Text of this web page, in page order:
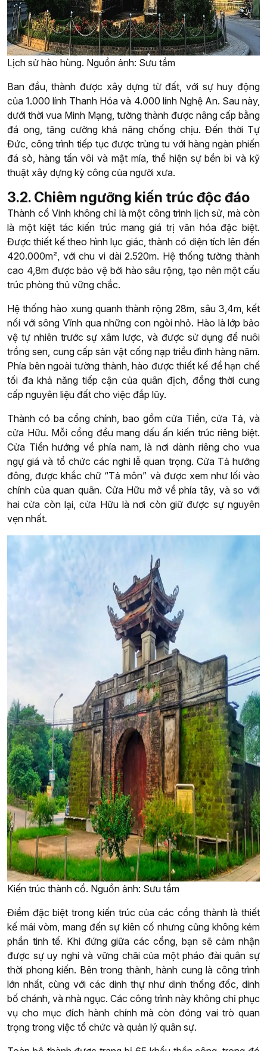
Lịch sử hào hùng. Nguồn ảnh: Sưu tầm
Ban đầu, thành được xây dựng từ đất, với sự huy động
của 1.000 lính Thanh Hóa và 4.000 lính Nghệ An. Sau này,
dưới thời vua Minh Mạng, tường thành được nâng cấp bằng
đá ong, tăng cường khả năng chống chịu. Đến thời Tự
Đức, công trình tiếp tục được trùng tu với hàng ngàn phiến
đá sò, hàng tấn vôi và mật mía, thể hiện sự bền bỉ và kỹ
thuật xây dựng kỳ công của người xưa.
3.2. Chiêm ngưỡng kiến trúc độc đáo
Thành cổ Vinh không chỉ là một công trình lịch sử, mà còn
là một kiệt tác kiến trúc mang giá trị văn hóa đặc biệt.
Được thiết kế theo hình lục giác, thành có diện tích lên đến
420.000m², với chu vi dài 2.520m. Hệ thống tường thành
cao 4,8m được bảo vệ bởi hào sâu rộng, tạo nên một cấu
trúc phòng thủ vững chắc.
Hệ thống hào xung quanh thành rộng 28m, sâu 3,4m, kết
nối với sông Vĩnh qua những con ngòi nhỏ. Hào là lớp bảo
vệ tự nhiên trước sự xâm lược, và được sử dụng để nuôi
trồng sen, cung cấp sản vật cống nạp triều đình hàng năm.
Phía bên ngoài tường thành, hào được thiết kế để hạn chế
tối đa khả năng tiếp cận của quân địch, đồng thời cung
cấp nguyên liệu đất cho việc đắp lũy.
Thành có ba cổng chính, bao gồm cửa Tiền, cửa Tả, và
cửa Hữu. Mỗi cổng đều mang dấu ấn kiến trúc riêng biệt.
Cửa Tiền hướng về phía nam, là nơi dành riêng cho vua
ngự giá và tổ chức các nghi lễ quan trọng. Cửa Tả hướng
đông, được khắc chữ “Tả môn” và được xem như lối vào
chính của quan quân. Cửa Hữu mở về phía tây, và so với
hai cửa còn lại, cửa Hữu là nơi còn giữ được sự nguyên
vẹn nhất.
Kiến trúc thành cổ. Nguồn ảnh: Sưu tầm
Điểm đặc biệt trong kiến trúc của các cổng thành là thiết
kế mái vòm, mang đến sự kiên cố nhưng cũng không kém
phần tinh tế. Khi đứng giữa các cổng, bạn sẽ cảm nhận
được sự uy nghi và vững chãi của một pháo đài quân sự
thời phong kiến. Bên trong thành, hành cung là công trình
lớn nhất, cùng với các dinh thự như dinh thống đốc, dinh
bố chánh, và nhà ngục. Các công trình này không chỉ phục
vụ cho mục đích hành chính mà còn đóng vai trò quan
trọng trong việc tổ chức và quản lý quân sự.